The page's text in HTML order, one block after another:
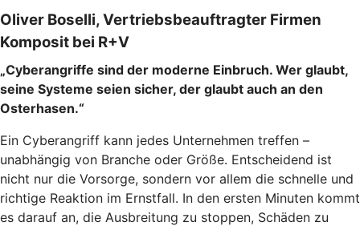
Oliver Boselli, Vertriebsbeauftragter Firmen
Komposit bei R+V
„Cyberangriffe sind der moderne Einbruch. Wer glaubt,
seine Systeme seien sicher, der glaubt auch an den
Osterhasen.“
Ein Cyberangriff kann jedes Unternehmen treffen –
unabhängig von Branche oder Größe. Entscheidend ist
nicht nur die Vorsorge, sondern vor allem die schnelle und
richtige Reaktion im Ernstfall. In den ersten Minuten kommt
es darauf an, die Ausbreitung zu stoppen, Schäden zu